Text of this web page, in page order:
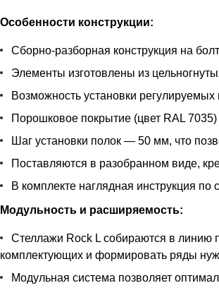
Особенности конструкции:
Сборно-разборная конструкция на
Элементы изготовлены из
Возможность установки
Порошковое покрытие (цвет RAL
Шаг установки полок — 50 мм, что
Поставляются в разобранном виде,
В комплекте наглядная инструкция по
Модульность и расширяемость:
Стеллажи Rock L собираются в линию
комплектующих и формировать ряды
Модульная система позволяет